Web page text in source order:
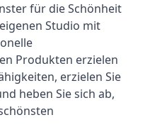
für die Schönheit
Studio mit
Produkten erzielen
erzielen Sie
heben Sie sich ab,